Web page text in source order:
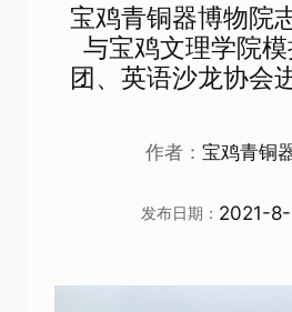
宝鸡青铜器博物院
与宝鸡文理学院
团、英语沙龙协会
作者： 宝鸡青铜
发布日期： 2021-